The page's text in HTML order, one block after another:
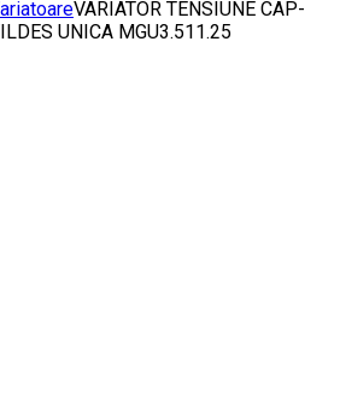
VARIATOR TENSIUNE CAP-
UNICA MGU3.511.25